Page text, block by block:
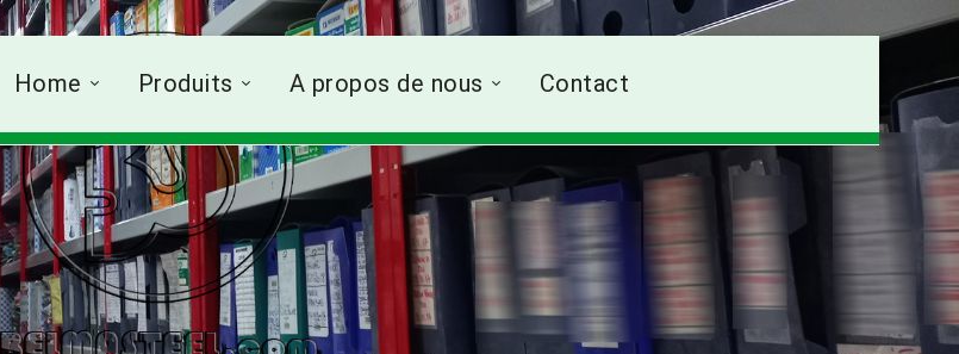
Home Produits A propos de nous Contact